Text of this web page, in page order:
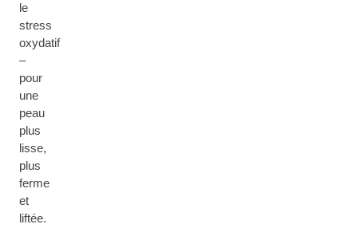
le
stress
oxydatif
–
pour
une
peau
plus
lisse,
plus
ferme
et
liftée.